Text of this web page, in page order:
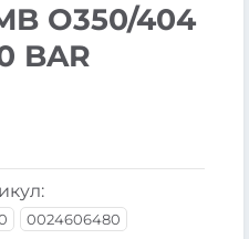
O350/404
BAR
0024606480